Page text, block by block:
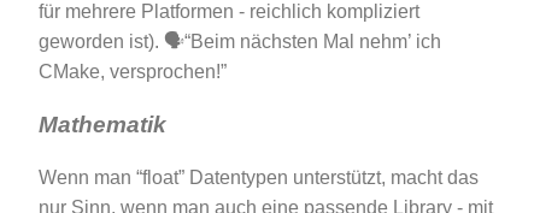
für mehrere Platformen - reichlich kompliziert
geworden ist). 🗣“Beim nächsten Mal nehm’ ich
CMake, versprochen!”
Mathematik
Wenn man “float” Datentypen unterstützt, macht das
nur Sinn, wenn man auch eine passende Library - mit